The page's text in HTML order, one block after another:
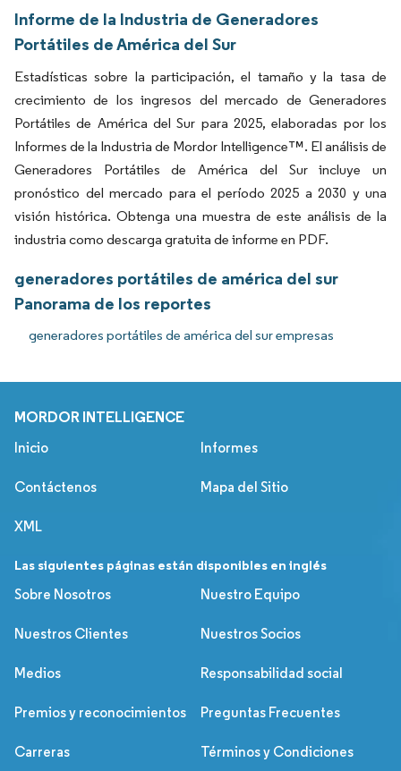
Informe de la Industria de Generadores
Portátiles de América del Sur
Estadísticas sobre la participación, el tamaño y la tasa de
crecimiento de los ingresos del mercado de Generadores
Portátiles de América del Sur para 2025, elaboradas por los
Informes de la Industria de Mordor Intelligence™. El análisis de
Generadores Portátiles de América del Sur incluye un
pronóstico del mercado para el período 2025 a 2030 y una
visión histórica. Obtenga una muestra de este análisis de la
industria como descarga gratuita de informe en PDF.
generadores portátiles de américa del sur
Panorama de los reportes
generadores portátiles de américa del sur empresas
MORDOR INTELLIGENCE
Inicio Informes
Contáctenos Mapa del Sitio
XML
Las siguientes páginas están disponibles en inglés
Sobre Nosotros
Nuestro Equipo
Nuestros Clientes Nuestros Socios
Medios Responsabilidad social
Premios y reconocimientos Preguntas Frecuentes
Carreras Términos y Condiciones